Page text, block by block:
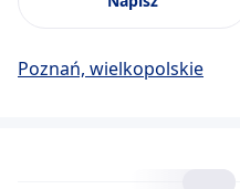
Poznań, wielkopolskie